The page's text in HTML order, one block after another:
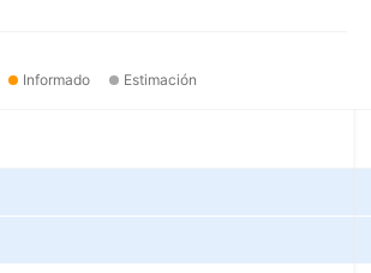
Informado Estimación